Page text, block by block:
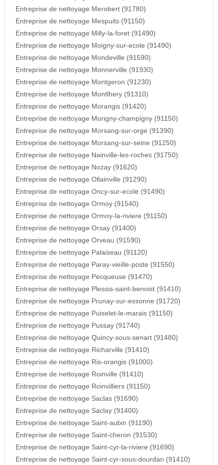
Entreprise de nettoyage Merobert (91780)
Entreprise de nettoyage Mespuits (91150)
Entreprise de nettoyage Milly-la-foret (91490)
Entreprise de nettoyage Moigny-sur-ecole (91490)
Entreprise de nettoyage Mondeville (91590)
Entreprise de nettoyage Monnerville (91930)
Entreprise de nettoyage Montgeron (91230)
Entreprise de nettoyage Montlhery (91310)
Entreprise de nettoyage Morangis (91420)
Entreprise de nettoyage Morigny-champigny (91150)
Entreprise de nettoyage Morsang-sur-orge (91390)
Entreprise de nettoyage Morsang-sur-seine (91250)
Entreprise de nettoyage Nainville-les-roches (91750)
Entreprise de nettoyage Nozay (91620)
Entreprise de nettoyage Ollainville (91290)
Entreprise de nettoyage Oncy-sur-ecole (91490)
Entreprise de nettoyage Ormoy (91540)
Entreprise de nettoyage Ormoy-la-riviere (91150)
Entreprise de nettoyage Orsay (91400)
Entreprise de nettoyage Orveau (91590)
Entreprise de nettoyage Palaiseau (91120)
Entreprise de nettoyage Paray-vieille-poste (91550)
Entreprise de nettoyage Pecqueuse (91470)
Entreprise de nettoyage Plessis-saint-benoist (91410)
Entreprise de nettoyage Prunay-sur-essonne (91720)
Entreprise de nettoyage Puiselet-le-marais (91150)
Entreprise de nettoyage Pussay (91740)
Entreprise de nettoyage Quincy-sous-senart (91480)
Entreprise de nettoyage Richarville (91410)
Entreprise de nettoyage Ris-orangis (91000)
Entreprise de nettoyage Roinville (91410)
Entreprise de nettoyage Roinvilliers (91150)
Entreprise de nettoyage Saclas (91690)
Entreprise de nettoyage Saclay (91400)
Entreprise de nettoyage Saint-aubin (91190)
Entreprise de nettoyage Saint-cheron (91530)
Entreprise de nettoyage Saint-cyr-la-riviere (91690)
Entreprise de nettoyage Saint-cyr-sous-dourdan (91410)